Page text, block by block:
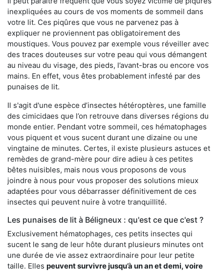
inexpliquées au cours de vos moments de sommeil dans
votre lit. Ces piqûres que vous ne parvenez pas à
expliquer ne proviennent pas obligatoirement des
moustiques. Vous pouvez par exemple vous réveiller avec
des traces douteuses sur votre peau qui vous démangent
au niveau du visage, des pieds, l’avant-bras ou encore vos
mains. En effet, vous êtes probablement infesté par des
punaises de lit.
Il s'agit d'une espèce d’insectes hétéroptères, une famille
des cimicidaes que l’on retrouve dans diverses régions du
monde entier. Pendant votre sommeil, ces hématophages
vous piquent et vous sucent durant une dizaine ou une
vingtaine de minutes. Certes, il existe plusieurs astuces et
remèdes de grand-mère pour dire adieu à ces petites
bêtes nuisibles, mais nous vous proposons de vous
joindre à nous pour vous proposer des solutions mieux
adaptées pour vous débarrasser définitivement de ces
insectes qui peuvent nuire à votre tranquillité.
Les punaises de lit à Béligneux : qu'est ce que c'est ?
Exclusivement hématophages, ces petits insectes qui
sucent le sang de leur hôte durant plusieurs minutes ont
une durée de vie assez extraordinaire pour leur petite
taille. Elles peuvent survivre jusqu’à un an et demi, voire